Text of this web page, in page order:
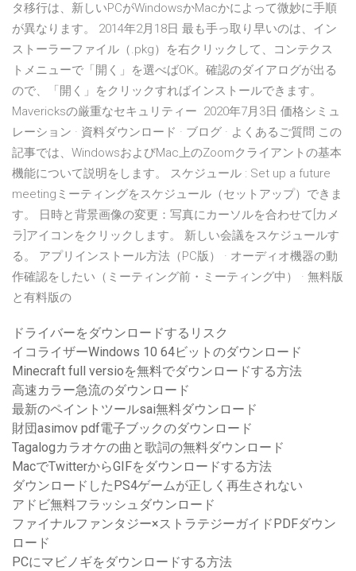
タ移行は、新しいPCがWindowsかMacかによって微妙に手順
が異なります。 2014年2月18日 最も手っ取り早いのは、イン
ストーラーファイル（.pkg）を右クリックして、コンテクス
トメニューで「開く」を選べばOK。確認のダイアログが出る
ので、「開く」をクリックすればインストールできます。
Mavericksの厳重なセキュリティー 2020年7月3日 価格シミュ
レーション · 資料ダウンロード · ブログ · よくあるご質問 この
記事では、WindowsおよびMac上のZoomクライアントの基本
機能について説明をします。 スケジュール : Set up a future
meetingミーティングをスケジュール（セットアップ）できま
す。 日時と背景画像の変更：写真にカーソルを合わせて[カメ
ラ]アイコンをクリックします。 新しい会議をスケジュールす
る。 アプリインストール方法（PC版） · オーディオ機器の動
作確認をしたい（ミーティング前・ミーティング中） · 無料版
と有料版の
ドライバーをダウンロードするリスク
イコライザーWindows 10 64ビットのダウンロード
Minecraft full versioを無料でダウンロードする方法
高速カラー急流のダウンロード
最新のペイントツールsai無料ダウンロード
財団asimov pdf電子ブックのダウンロード
Tagalogカラオケの曲と歌詞の無料ダウンロード
MacでTwitterからGIFをダウンロードする方法
ダウンロードしたPS4ゲームが正しく再生されない
アドビ無料フラッシュダウンロード
ファイナルファンタジー×ストラテジーガイドPDFダウン
ロード
PCにマビノギをダウンロードする方法